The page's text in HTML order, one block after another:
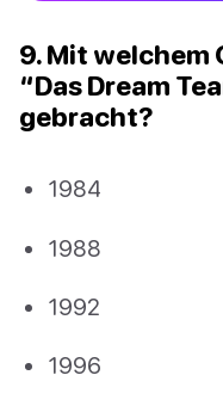
9. Mit welchem
“Das Dream
gebracht?
1984
1988
1992
1996